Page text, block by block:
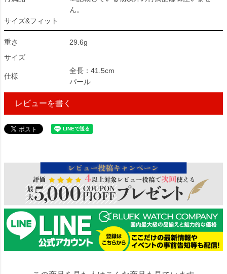
ん。
サイズ&フィット
重さ
29.6g
サイズ
仕様
全長：41.5cm
パール
レビューを書く